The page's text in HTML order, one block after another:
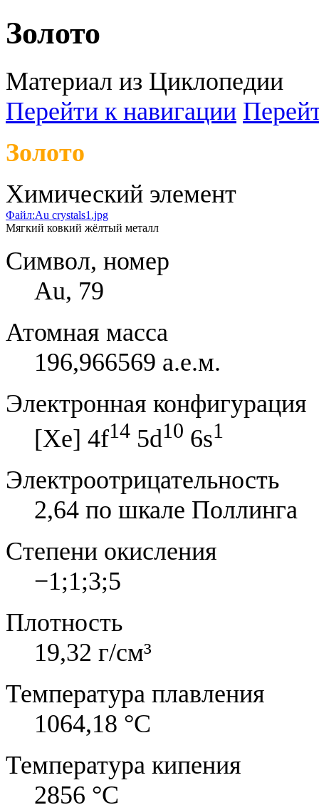
Золото
Материал из Циклопедии
Перейти к навигации
Золото
Химический элемент
Файл:Au crystals1.jpg
Мягкий ковкий жёлтый металл
Символ, номер
Au, 79
Атомная масса
196,966569 а.е.м.
Электронная конфигурация
[Xe] 4f14 5d10 6s1
Электроотрицательность
2,64 по шкале Поллинга
Степени окисления
−1;1;3;5
Плотность
19,32 г/см³
Температура плавления
1064,18 °C
Температура кипения
2856 °C